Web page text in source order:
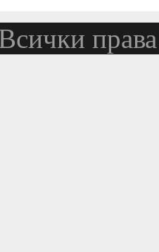
права